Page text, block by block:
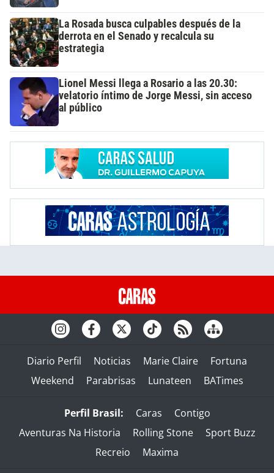
La Rosada busca culpables después de la
derrota en el Senado y recalcula su
estrategia
Lionel Messi llega a Rosario a las 20.30:
velatorio íntimo de Jorge Messi, sin acceso
al público
Diario Perfil Noticias Marie Claire
Fortuna
Weekend
Parabrisas Lunateen BATimes
Perfil Brasil: Caras
Contigo
Aventuras Na Historia
Rolling Stone
Sport Buzz
Recreio
Maxima